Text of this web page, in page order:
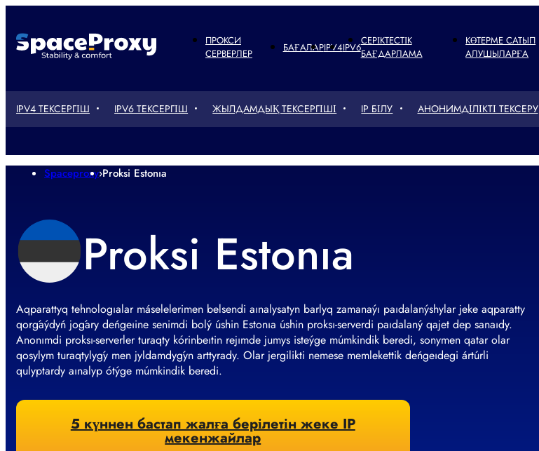
ПРОКСИ
СЕРВЕРЛЕР
БАҒАЛАРIPV4IPV6СЕРІКТЕСТІК
БАҒДАРЛАМА
КӨТЕРМЕ САТЫП
АЛУШЫЛАРҒА
IPV4 ТЕКСЕРГІШ IPV6 ТЕКСЕРГІШ ЖЫЛДАМДЫҚ ТЕКСЕРГІШІ IP БІЛУ АНОНИМДІЛІКТІ ТЕКСЕРУ
Spaceproxy›Proksi Estonıa
Proksi Estonıa
Aqparattyq tehnologıalar máselelerimen belsendi aınalysatyn barlyq zamanaýı paıdalanýshylar jeke aqparatty
qorǵaýdyń joǵary deńgeıine senimdi bolý úshin Estonıa úshin proksı-serverdi paıdalaný qajet dep sanaıdy.
Anonımdi proksı-serverler turaqty kórinbeıtin rejımde jumys isteýge múmkindik beredi, sonymen qatar olar
qosylym turaqtylyǵy men jyldamdyǵyn arttyrady. Olar jergilikti nemese memlekettik deńgeıdegi ártúrli
qulyptardy aınalyp ótýge múmkindik beredi.
5 күннен бастап жалға берілетін жеке IP
мекенжайлар